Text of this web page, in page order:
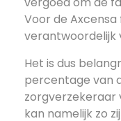
Voor de
verantwoordelijk
Het is dus
percentage van
zorgverzekeraar
kan namelijk zo